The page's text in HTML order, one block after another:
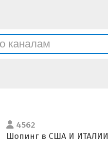
4562
Шопинг в США И ИТАЛИИ